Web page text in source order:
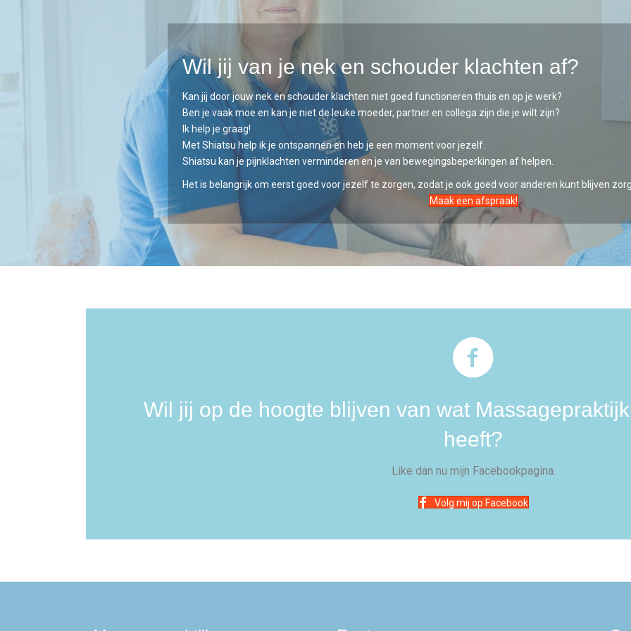
Wil jij van je nek en schouder klachten af?
Kan jij door jouw nek en schouder klachten niet goed functioneren thuis en op je werk?
Ben je vaak moe en kan je niet de leuke moeder, partner en collega zijn die je wilt zijn?
Ik help je graag!
Met Shiatsu help ik je ontspannen en heb je een moment voor jezelf.
Shiatsu kan je pijnklachten verminderen en je van bewegingsbeperkingen af helpen.
Het is belangrijk om eerst goed voor jezelf te zorgen, zodat je ook goed voor anderen kunt blijven
Maak een afspraak!
Wil jij op de hoogte blijven van wat
heeft?
Like dan nu mijn Facebookpagina.
Volg mij op Facebook